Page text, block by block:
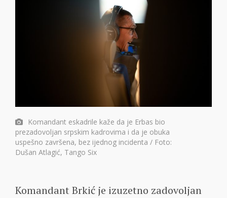
Komandant eskadrile kaže da je Erbas bio
prezadovoljan srpskim kadrovima i da je obuka
uspešno završena, bez ijednog incidenta / Foto:
Dušan Atlagić, Tango Six
Komandant Brkić je izuzetno zadovoljan